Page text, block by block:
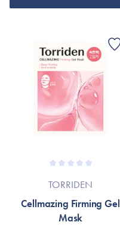
TORRIDEN
Cellmazing Firming Gel
Mask